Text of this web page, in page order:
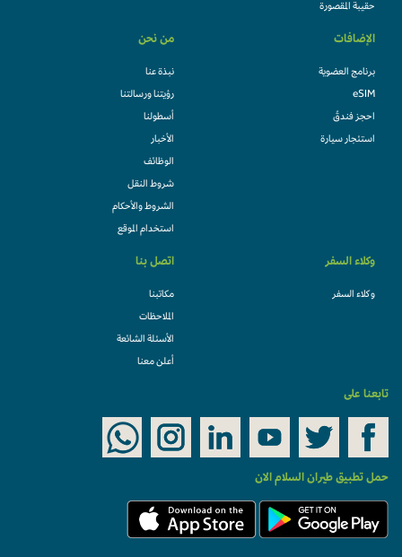
حقيبة المقصورة
الإضافات
برنامج العضوية
eSIM
احجز فندقً
استئجار سيارة
من نحن
نبذة عنا
رؤيتنا ورسالتنا
أسطولنا
الأخبار
الوظائف
شروط النقل
الشروط والأحكام
استخدام الموقع
وكلاء السفر
وكلاء السفر
اتصل بنا
مكاتبنا
الملاحظات
الأسئلة الشائعة
أعلن معنا
تابعنا على
حمل تطبيق طيران السلام الان